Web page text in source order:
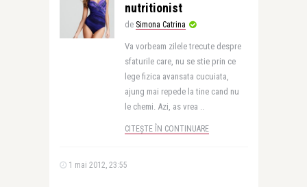
nutritionist
de Simona Catrina
Va vorbeam zilele trecute despre
sfaturile care, nu se stie prin ce
lege fizica avansata cucuiata,
ajung mai repede la tine cand nu
le chemi. Azi, as vrea ..
CITEȘTE ÎN CONTINUARE
1 mai 2012, 23:55